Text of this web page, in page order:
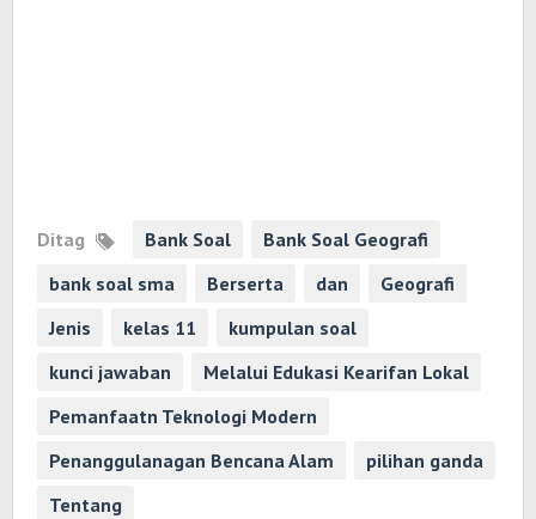
Ditag Bank Soal
Bank Soal Geografi
bank soal sma
Berserta dan
Geografi
Jenis
kelas 11
kumpulan soal
kunci jawaban
Melalui Edukasi Kearifan Lokal
Pemanfaatn Teknologi Modern
Penanggulanagan Bencana Alam
pilihan ganda
Tentang